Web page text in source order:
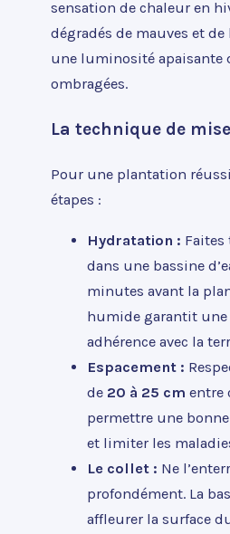
sensation de chaleur en
dégradés de mauves et
une luminosité apaisante
ombragées.
La technique de
Pour une plantation
étapes :
Hydratation : Faites
dans une bassine
minutes avant la
humide garantit
adhérence avec la
Espacement :
de 20 à 25 cm entre
permettre une
et limiter les
Le collet : Ne
profondément. La
affleurer la surface